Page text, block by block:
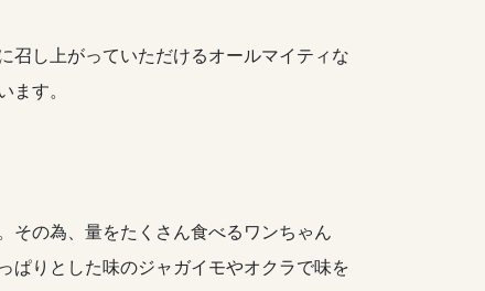
召し上がっていただけるオールマイティな
ます。
その為、量をたくさん食べるワンちゃん
ぱりとした味のジャガイモやオクラで味を